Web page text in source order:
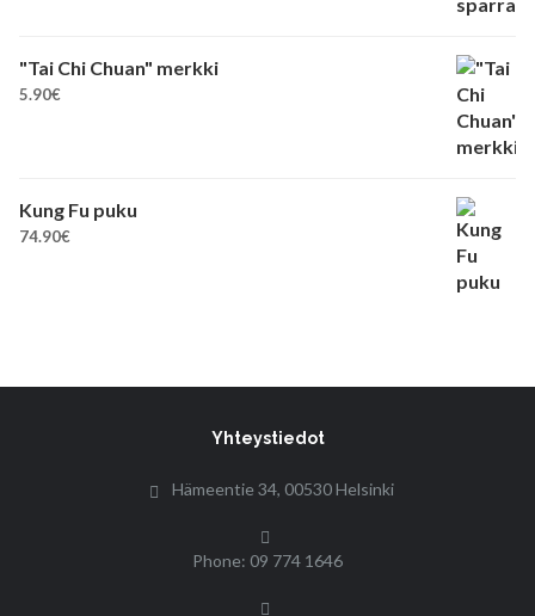
"Tai Chi Chuan" merkki
5.90€
Kung Fu puku
74.90€
Yhteystiedot
Hämeentie 34, 00530 Helsinki
Phone: 09 774 1646